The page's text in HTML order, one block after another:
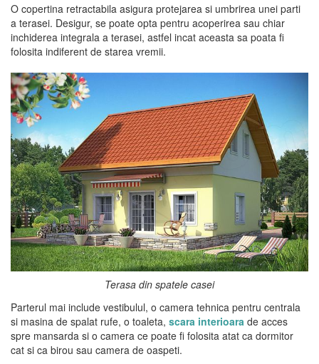
O copertina retractabila asigura protejarea si umbrirea unei parti
a terasei. Desigur, se poate opta pentru acoperirea sau chiar
inchiderea integrala a terasei, astfel incat aceasta sa poata fi
folosita indiferent de starea vremii.
Terasa din spatele casei
Parterul mai include vestibulul, o camera tehnica pentru centrala
si masina de spalat rufe, o toaleta, scara interioara de acces
spre mansarda si o camera ce poate fi folosita atat ca dormitor
cat si ca birou sau camera de oaspeti.